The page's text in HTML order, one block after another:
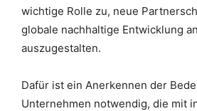
wichtige Rolle zu, neue
globale nachhaltige Entwicklung
auszugestalten.
Dafür ist ein Anerkennen der
Unternehmen notwendig, die mit